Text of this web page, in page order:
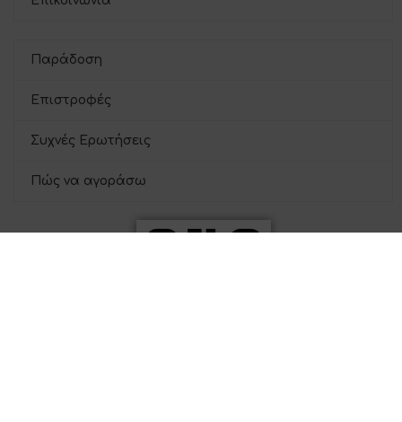
Παράδοση
Επιστροφές
Συχνές Ερωτήσεις
Πώς να αγοράσω